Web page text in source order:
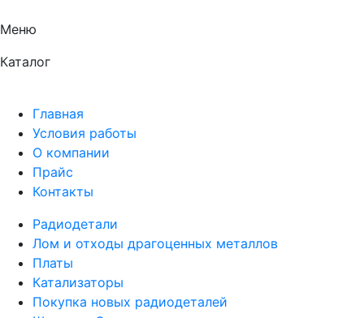
Меню
Каталог
Главная
Условия работы
О компании
Прайс
Контакты
Радиодетали
Лом и отходы драгоценных металлов
Платы
Катализаторы
Покупка новых радиодеталей